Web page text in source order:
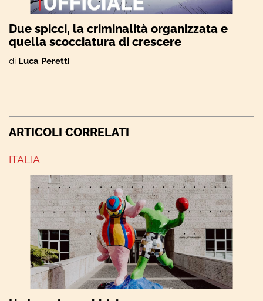
Due spicci, la criminalità organizzata e
quella scocciatura di crescere
di Luca Peretti
ARTICOLI CORRELATI
ITALIA